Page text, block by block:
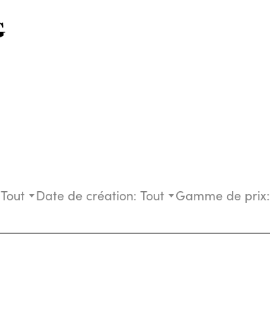
Tout Date de création: Tout Gamme de prix: